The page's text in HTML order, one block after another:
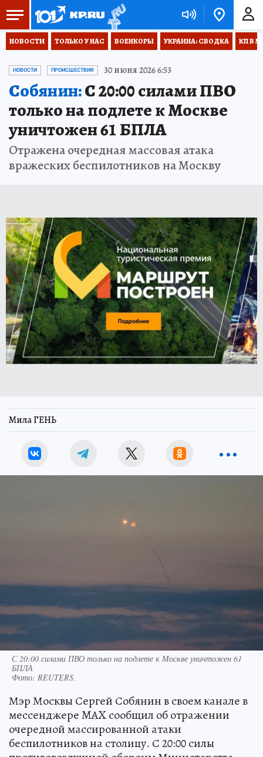
НОВОСТИ ТОЛЬКО У НАС ВОЕНКОРЫ УКРАИНА: СВОДКА КП В
НОВОСТИ ПРОИСШЕСТВИЯ 30 июня 2026 6:53
Собянин:С 20:00 силами ПВО
только на подлете к Москве
уничтожен 61 БПЛА
Отражена очередная массовая атака
вражеских беспилотников на Москву
Мила ГЕНЬ
С 20:00 силами ПВО только на подлете к Москве уничтожен 61
БПЛА
Фото: REUTERS.
Мэр Москвы Сергей Собянин в своем канале в
мессенджере MAX сообщил об отражении
очередной массированной атаки
беспилотников на столицу. С 20:00 силы